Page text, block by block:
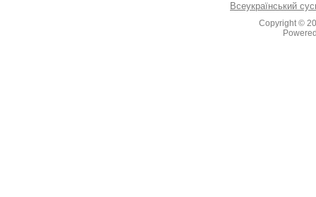
Всеукраїнський
Copyright ©